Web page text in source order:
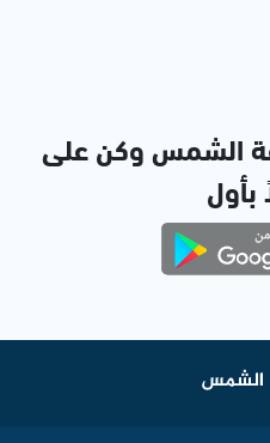
الشمس وكن على
بأول